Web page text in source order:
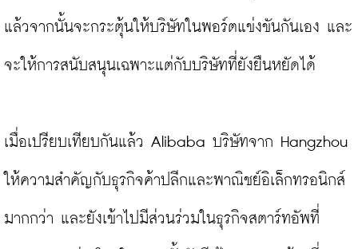
แล้วจากนั้นจะกระตุ้นให้บริษัทในพอร์ตแข่งขันกันเอง และ
จะให้การสนับสนุนเฉพาะแต่กับบริษัทที่ยังยืนหยัดได้
เมื่อเปรียบเทียบกันแล้ว Alibaba บริษัทจาก Hangzhou
ให้ความสำคัญกับธุรกิจค้าปลีกและพาณิชย์อิเล็กทรอนิกส์
มากกว่า และยังเข้าไปมีส่วนร่วมในธุรกิจสตาร์ทอัพที่